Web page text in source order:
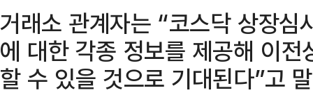
거래소 관계자는 “코스닥 상장
에 대한 각종 정보를 제공해 이
할 수 있을 것으로 기대된다”고